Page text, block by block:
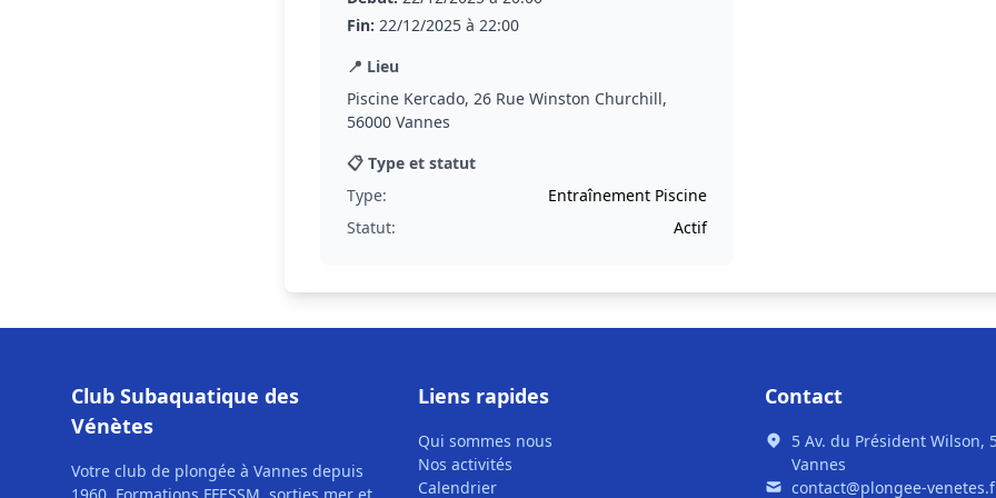
🦀
Fin: 22/12/2025 à 22:00
📍 Lieu
Piscine Kercado, 26 Rue Winston Churchill,
56000 Vannes
📋 Type et statut
Type:
Entraînement Piscine
Statut:
Actif
Club Subaquatique des
Vénètes
Votre club de plongée à Vannes depuis
Liens rapides
Qui sommes nous
Nos activités
Calendrier
Contact
5 Av. du Président Wilson,
Vannes
contact@plongee-